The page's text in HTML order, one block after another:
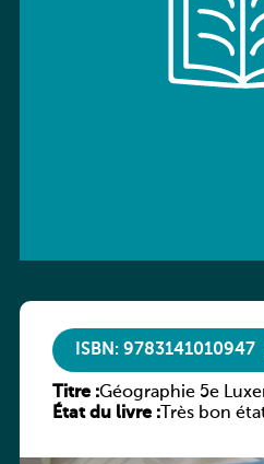
ISBN: 9783141010947
Titre :Géographie 5e
Praxis
État du livre :Très bon